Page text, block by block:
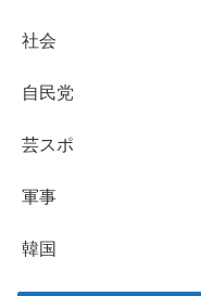
社会
自民党
芸スポ
軍事
韓国